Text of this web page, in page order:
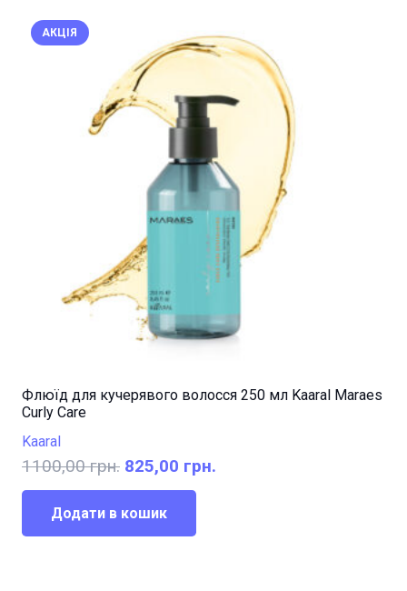
АКЦІЯ
Флюїд для кучерявого волосся 250 мл Kaaral Maraes
Curly Care
Kaaral
1100,00грн. Оригінальна
ціна:
1100,00 грн..
825,00 грн.
Додати в кошик